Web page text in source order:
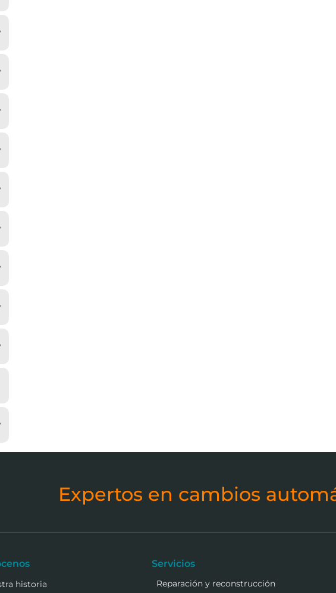
Expertos en cambios
historia
Servicios
Reparación y reconstrucción